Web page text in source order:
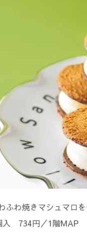
ふわ焼きマシュマロ
入 734円／1階MAP